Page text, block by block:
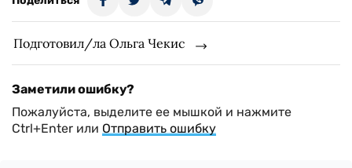
Подготовил/ла Ольга Чекис
Заметили ошибку?
Пожалуйста, выделите ее мышкой и нажмите
Ctrl+Enter или Отправить ошибку